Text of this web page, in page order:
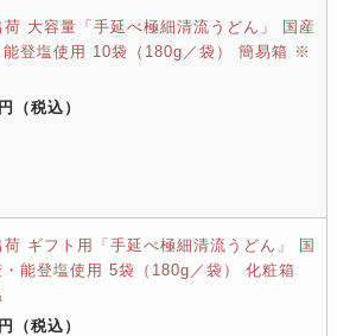
大容量「手延べ極細清流うどん」 国産
能登塩使用 10袋（180g／袋） 簡易箱 ※
（税込）
ギフト用「手延べ極細清流うどん」 国
・能登塩使用 5袋（180g／袋） 化粧箱
（税込）